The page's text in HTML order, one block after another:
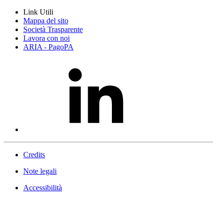
Link Utili
Mappa del sito
Società Trasparente
Lavora con noi
ARIA - PagoPA
Credits
Note legali
Accessibilità